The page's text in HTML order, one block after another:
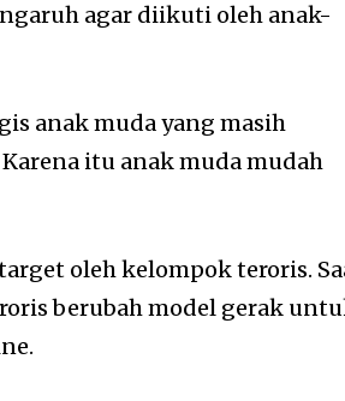
agar diikuti oleh anak-
anak muda yang masih
itu anak muda mudah
oleh kelompok teroris.
berubah model gerak